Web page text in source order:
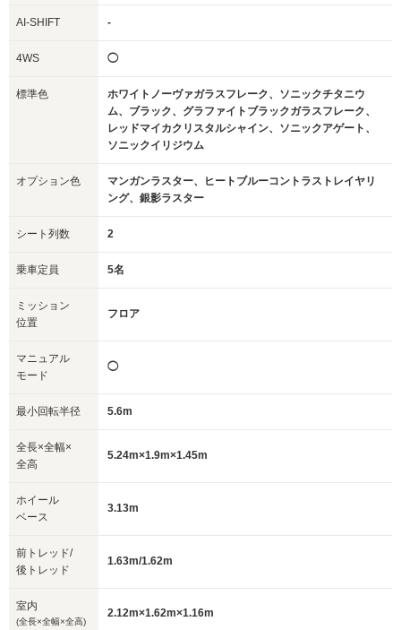
AI-SHIFT -
4WS ◯
標準色
ホワイトノーヴァガラスフレーク、ソニックチタニウ
ム、ブラック、グラファイトブラックガラスフレーク、
レッドマイカクリスタルシャイン、ソニックアゲート、
ソニックイリジウム
オプション色
マンガンラスター、ヒートブルーコントラストレイヤリ
ング、銀影ラスター
シート列数 2
乗車定員 5名
ミッション
位置
フロア
マニュアル
モード
◯
最小回転半径 5.6m
全長×全幅×
全高
5.24m×1.9m×1.45m
ホイール
ベース
3.13m
前トレッド/
後トレッド
1.63m/1.62m
室内
(全長×全幅×全高)
2.12m×1.62m×1.16m